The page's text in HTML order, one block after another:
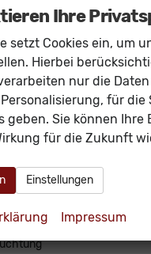
Parkbremse
verfügt über kein
DurchApple
ist jedoch eine
Smartphone-Apps (z.B.
Ihre
setzt Cookies ein, um
Hierbei
nur die
für die
geben. Sie können Ihre
für die Zukunft
Einstellungen
Impressum